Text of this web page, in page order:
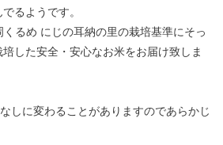
るようです。
るめ にじの耳納の里の栽培基準にそっ
した安全・安心なお米をお届け致しま
しに変わることがありますのであらかじ